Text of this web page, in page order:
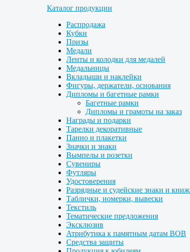
Каталог продукции
Распродажа
Кубки
Призы
Медали
Ленты и колодки для медалей
Медальницы
Вкладыши и наклейки
Фигуры, держатели, основания
Дипломы и багетные рамки
Багетные рамки
Дипломы и грамоты на заказ
Награды и подарки
Тарелки декоративные
Панно и плакетки
Значки и знаки
Вымпелы и розетки
Сувениры
Футляры
Удостоверения
Разрядные и судейские знаки и
Таблички, номерки, вывески
Текстиль
Тематические предложения
Эксклюзив
Атрибутика к памятным датам ВОВ
Средства защиты